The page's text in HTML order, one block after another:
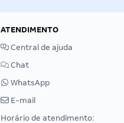
ATENDIMENTO
Central de ajuda
Chat
WhatsApp
E-mail
Horário de atendimento: